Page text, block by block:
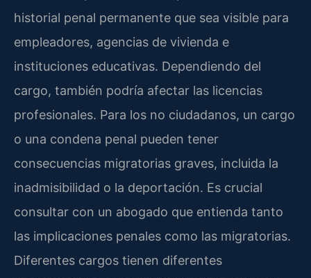
historial penal permanente que sea visible para
empleadores, agencias de vivienda e
instituciones educativas. Dependiendo del
cargo, también podría afectar las licencias
profesionales. Para los no ciudadanos, un cargo
o una condena penal pueden tener
consecuencias migratorias graves, incluida la
inadmisibilidad o la deportación. Es crucial
consultar con un abogado que entienda tanto
las implicaciones penales como las migratorias.
Diferentes cargos tienen diferentes